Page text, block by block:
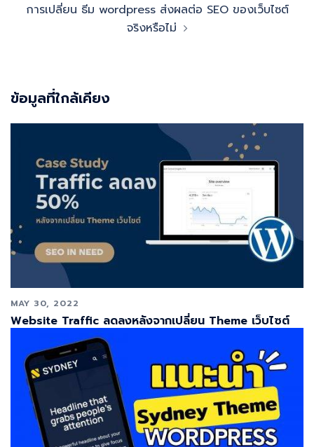
การเปลี่ยน ธีม wordpress ส่งผลต่อ SEO ของเว็บไซต์
จริงหรือไม่
ข้อมูลที่ใกล้เคียง
MAY 30, 2022
Website Traffic ลดลงหลังจากเปลี่ยน Theme เว็บไซต์